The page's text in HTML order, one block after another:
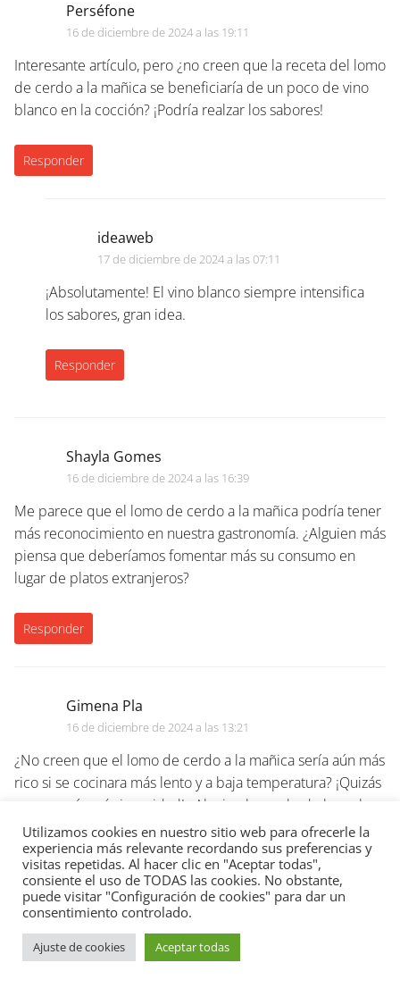
Perséfone
16 de diciembre de 2024 a las 19:11
Interesante artículo, pero ¿no creen que la receta del lomo
de cerdo a la mañica se beneficiaría de un poco de vino
blanco en la cocción? ¡Podría realzar los sabores!
Responder
ideaweb
17 de diciembre de 2024 a las 07:11
¡Absolutamente! El vino blanco siempre intensifica
los sabores, gran idea.
Responder
Shayla Gomes
16 de diciembre de 2024 a las 16:39
Me parece que el lomo de cerdo a la mañica podría tener
más reconocimiento en nuestra gastronomía. ¿Alguien más
piensa que deberíamos fomentar más su consumo en
lugar de platos extranjeros?
Responder
Gimena Pla
16 de diciembre de 2024 a las 13:21
¿No creen que el lomo de cerdo a la mañica sería aún más
rico si se cocinara más lento y a baja temperatura? ¡Quizás
conservaría más jugosidad! ¿Alguien ha probado hacerlo
así?
Responder
Leda Sacristan
Utilizamos cookies en nuestro sitio web para ofrecerle la
experiencia más relevante recordando sus preferencias y
visitas repetidas. Al hacer clic en "Aceptar todas",
consiente el uso de TODAS las cookies. No obstante,
puede visitar "Configuración de cookies" para dar un
consentimiento controlado.
Ajuste de cookies Aceptar todas